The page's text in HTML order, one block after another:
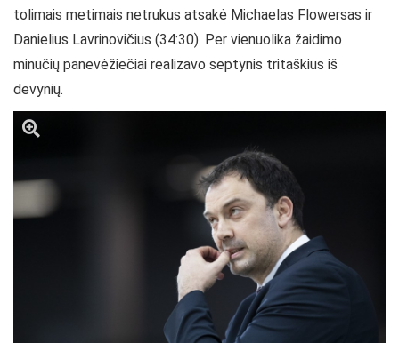
tolimais metimais netrukus atsakė Michaelas Flowersas ir
Danielius Lavrinovičius (34:30). Per vienuolika žaidimo
minučių panevėžiečiai realizavo septynis tritaškius iš
devynių.